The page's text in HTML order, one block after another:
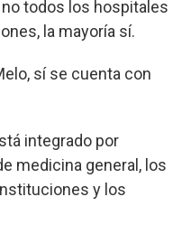
todos los hospitales
la mayoría sí.
sí se cuenta con
integrado por
medicina general, los
y los